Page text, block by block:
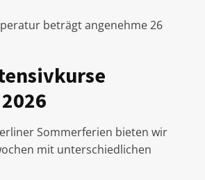
beträgt angenehme 26
Sommerferien bieten wir
mit unterschiedlichen